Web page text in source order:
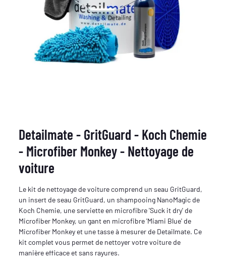
Detailmate - GritGuard - Koch Chemie
- Microfiber Monkey - Nettoyage de
voiture
Le kit de nettoyage de voiture comprend un seau GritGuard,
un insert de seau GritGuard, un shampooing NanoMagic de
Koch Chemie, une serviette en microfibre 'Suck it dry' de
Microfiber Monkey, un gant en microfibre 'Miami Blue' de
Microfiber Monkey et une tasse à mesurer de Detailmate. Ce
kit complet vous permet de nettoyer votre voiture de
manière efficace et sans rayures.